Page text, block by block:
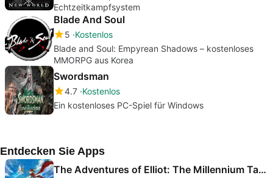
Echtzeitkampfsystem
Blade And Soul
5 Kostenlos
Blade and Soul: Empyrean Shadows – kostenloses
MMORPG aus Korea
Swordsman
4.7 Kostenlos
Ein kostenloses PC-Spiel für Windows
Entdecken Sie Apps
The Adventures of Elliot: The Millennium Tales